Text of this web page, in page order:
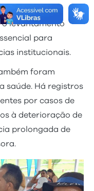
às
o levantamento
para
institucionais.
foram
saúde. Há registros
por casos de
à deterioração de
prolongada de